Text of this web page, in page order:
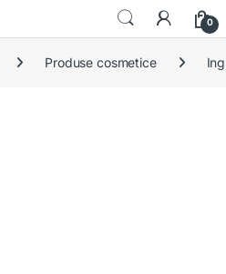
0
Produse cosmetice